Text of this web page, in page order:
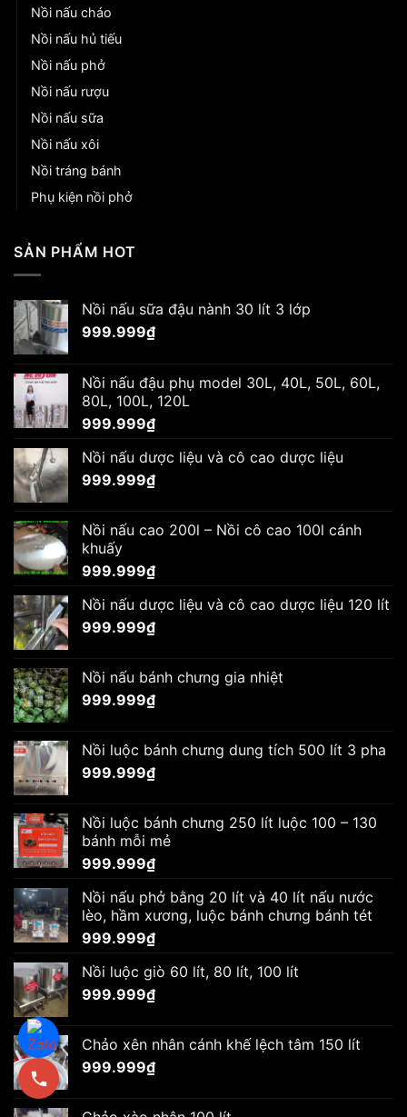
Nồi nấu cháo
Nồi nấu hủ tiếu
Nồi nấu phở
Nồi nấu rượu
Nồi nấu sữa
Nồi nấu xôi
Nồi tráng bánh
Phụ kiện nồi phở
SẢN PHẨM HOT
Nồi nấu sữa đậu nành 30 lít 3 lớp
999.999₫
Nồi nấu đậu phụ model 30L, 40L, 50L, 60L,
80L, 100L, 120L
999.999₫
Nồi nấu dược liệu và cô cao dược liệu
999.999₫
Nồi nấu cao 200l – Nồi cô cao 100l cánh
khuấy
999.999₫
Nồi nấu dược liệu và cô cao dược liệu 120 lít
999.999₫
Nồi nấu bánh chưng gia nhiệt
999.999₫
Nồi luộc bánh chưng dung tích 500 lít 3 pha
999.999₫
Nồi luộc bánh chưng 250 lít luộc 100 – 130
bánh mỗi mẻ
999.999₫
Nồi nấu phở bằng 20 lít và 40 lít nấu nước
lèo, hầm xương, luộc bánh chưng bánh tét
999.999₫
Nồi luộc giò 60 lít, 80 lít, 100 lít
999.999₫
Chảo xên nhân cánh khế lệch tâm 150 lít
999.999₫